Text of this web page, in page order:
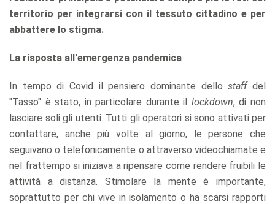
territorio per integrarsi con il tessuto cittadino e per
abbattere lo stigma.
La risposta all'emergenza pandemica
In tempo di Covid il pensiero dominante dellostaffdel
"Tasso" è stato, in particolare durante il lockdown, di non
lasciare soli gli utenti. Tutti gli operatori si sono attivati per
contattare, anche più volte al giorno, le persone che
seguivano o telefonicamente o attraverso videochiamate e
nel frattempo si iniziava a ripensare come rendere fruibili le
attività a distanza. Stimolare la mente è importante,
soprattutto per chi vive in isolamento o ha scarsi rapporti